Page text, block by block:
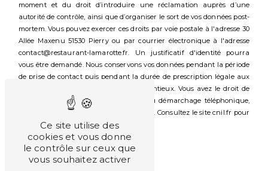
moment et du droit d’introduire une réclamation auprès d’une
autorité de contrôle, ainsi que d’organiser le sort de vos données post-
mortem. Vous pouvez exercer ces droits par voie postale à l'adresse 30
Allée Maxenu 51530 Pierry ou par courrier électronique à l'adresse
contact@restaurant-lamarotte.fr. Un justificatif d'identité pourra
vous être demandé. Nous conservons vos données pendant la période
de prise de contact puis pendant la durée de prescription légale aux
fins probatoires et de gestion des contentieux. Vous avez le droit de
vous inscrire sur la liste d'opposition au démarchage téléphonique,
disponible à cette adresse:
. Consultez le site cnil.fr pour
plus d’informations sur vos droits.
Ce site utilise des
cookies et vous donne
le contrôle sur ceux que
vous souhaitez activer